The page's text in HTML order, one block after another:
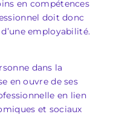
en compétences
doit donc
employabilité.
dans la
en ouvre de ses
en lien
et sociaux